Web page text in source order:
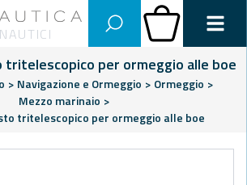
Nautica
Carrello
tritelescopico per ormeggio alle boe
> Navigazione e Ormeggio > Ormeggio >
Mezzo marinaio >
tritelescopico per ormeggio alle boe